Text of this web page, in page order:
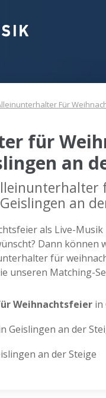
Für
für
an
an
als Live-
Dann können
für
unseren Matching-
Weihnachtsfeier in
Geislingen an der
an der Steige